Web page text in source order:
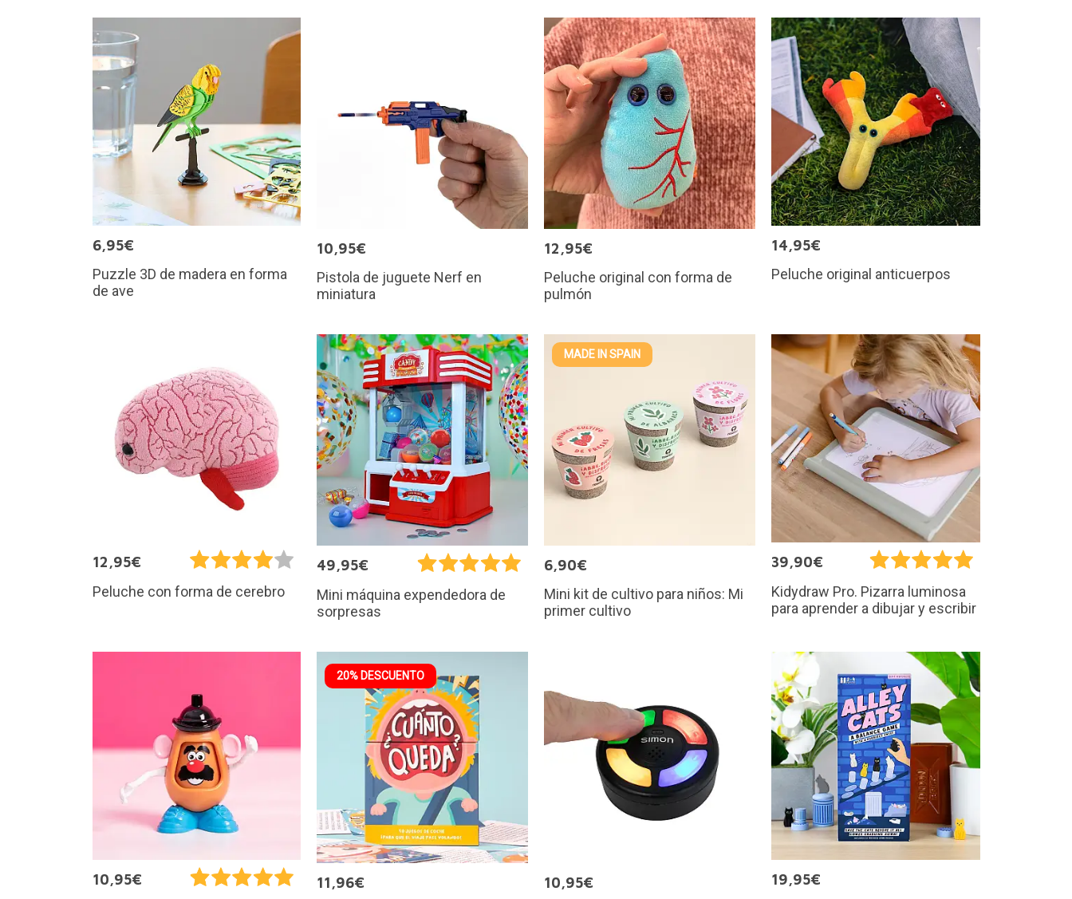
6,95€
Puzzle 3D de madera en forma
de ave
10,95€
Pistola de juguete Nerf en
miniatura
12,95€
Peluche original con forma de
pulmón
14,95€
Peluche original anticuerpos
12,95€
Peluche con forma de cerebro
49,95€
Mini máquina expendedora de
sorpresas
MADE IN SPAIN
6,90€
Mini kit de cultivo para niños: Mi
primer cultivo
39,90€
Kidydraw Pro. Pizarra luminosa
para aprender a dibujar y escribir
10,95€
20% DESCUENTO
11,96€
10,95€
19,95€